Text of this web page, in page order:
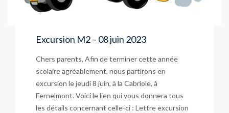
Excursion M2 – 08 juin 2023
Chers parents, Afin de terminer cette année
scolaire agréablement, nous partirons en
excursion le jeudi 8 juin, à la Cabriole, à
Fernelmont. Voici le lien qui vous donnera tous
les détails concernant celle-ci : Lettre excursion